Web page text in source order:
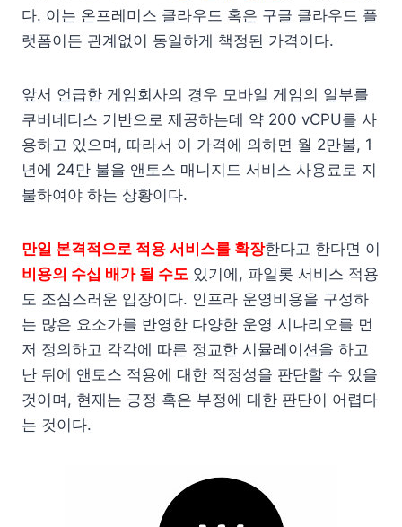
다. 이는 온프레미스 클라우드 혹은 구글 클라우드 플
랫폼이든 관계없이 동일하게 책정된 가격이다.
앞서 언급한 게임회사의 경우 모바일 게임의 일부를
쿠버네티스 기반으로 제공하는데 약 200 vCPU를 사
용하고 있으며, 따라서 이 가격에 의하면 월 2만불, 1
년에 24만 불을 앤토스 매니지드 서비스 사용료로 지
불하여야 하는 상황이다.
만일 본격적으로 적용 서비스를 확장한다고 한다면 이
비용의 수십 배가 될 수도 있기에, 파일롯 서비스 적용
도 조심스러운 입장이다. 인프라 운영비용을 구성하
는 많은 요소가를 반영한 다양한 운영 시나리오를 먼
저 정의하고 각각에 따른 정교한 시뮬레이션을 하고
난 뒤에 앤토스 적용에 대한 적정성을 판단할 수 있을
것이며, 현재는 긍정 혹은 부정에 대한 판단이 어렵다
는 것이다.